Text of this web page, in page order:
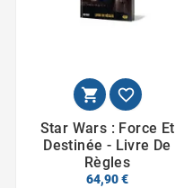
 
Star Wars : Force Et
Destinée - Livre De
Règles
64,90 €